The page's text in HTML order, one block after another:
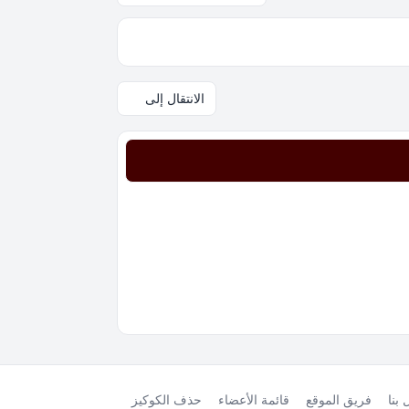
الانتقال إلى
بنا فريق الموقع قائمة الأعضاء حذف الكوكيز